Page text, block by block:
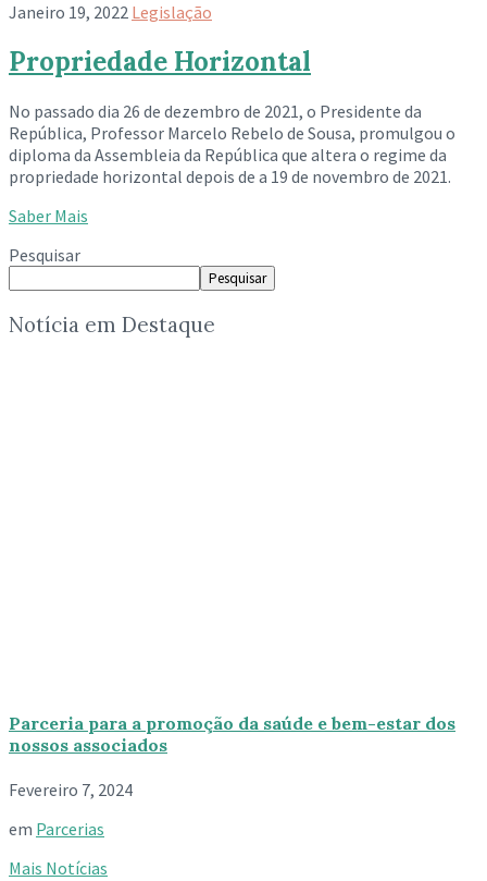
Janeiro 19, 2022 Legislação
Propriedade Horizontal
No passado dia 26 de dezembro de 2021, o Presidente da
República, Professor Marcelo Rebelo de Sousa, promulgou o
diploma da Assembleia da República que altera o regime da
propriedade horizontal depois de a 19 de novembro de 2021.
Saber Mais
Pesquisar
Pesquisar
Notícia em Destaque
Parceria para a promoção da saúde e bem-estar dos
nossos associados
Fevereiro 7, 2024
em Parcerias
Mais Notícias